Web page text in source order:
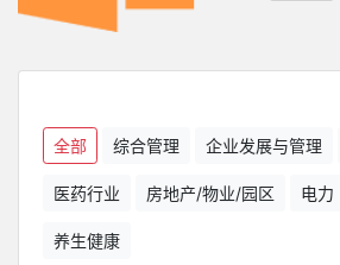
全部 综合管理 企业发展与管理
医药行业 房地产/物业/园区 电力
养生健康